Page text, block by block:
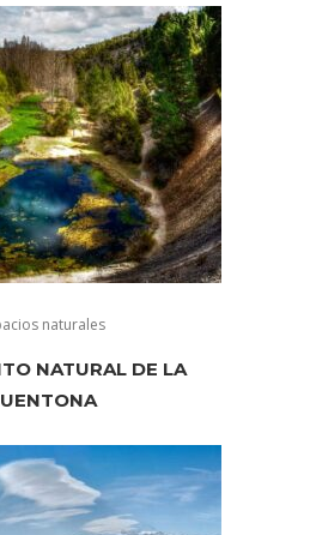
naturales
NATURAL DE LA